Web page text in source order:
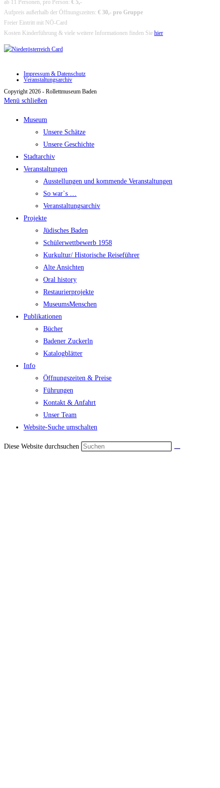
ab 11 Personen, pro Person: € 5,-
Aufpreis außerhalb der Öffnungszeiten: € 30,- pro Gruppe
Freier Eintritt mit NÖ-Card
Kosten Kinderführung & viele weitere Informationen finden Sie hier
Impressum & Datenschutz
Veranstaltungsarchiv
Copyright 2026 - Rollettmuseum Baden
Menü schließen
Museum
Unsere Schätze
Unsere Geschichte
Stadtarchiv
Veranstaltungen
Ausstellungen und kommende Veranstaltungen
So war`s …
Veranstaltungsarchiv
Projekte
Jüdisches Baden
Schülerwettbewerb 1958
Kurkultur/ Historische Reiseführer
Alte Ansichten
Oral history
Restaurierprojekte
MuseumsMenschen
Publikationen
Bücher
Badener Zuckerln
Katalogblätter
Info
Öffnungszeiten & Preise
Führungen
Kontakt & Anfahrt
Unser Team
Website-Suche umschalten
Diese Website durchsuchen